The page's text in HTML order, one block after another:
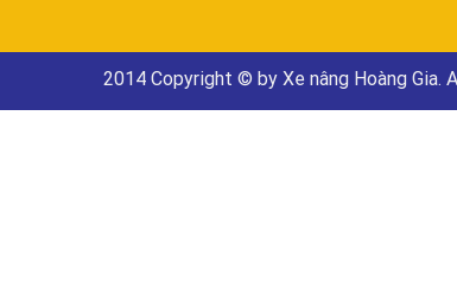
2014 Copyright © by Xe nâng Hoàng Gia.